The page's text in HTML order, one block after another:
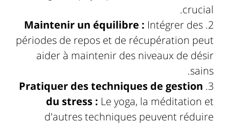
crucial.
Maintenir un équilibre : Intégrer des
périodes de repos et de récupération peut
aider à maintenir des niveaux de désir
sains.
Pratiquer des techniques de gestion
du stress : Le yoga, la méditation et
d'autres techniques peuvent réduire